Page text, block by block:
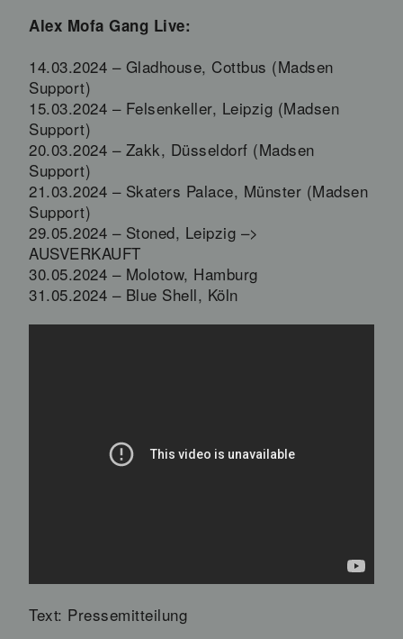
Alex Mofa Gang Live:
14.03.2024 – Gladhouse, Cottbus (Madsen
Support)
15.03.2024 – Felsenkeller, Leipzig (Madsen
Support)
20.03.2024 – Zakk, Düsseldorf (Madsen
Support)
21.03.2024 – Skaters Palace, Münster (Madsen
Support)
29.05.2024 – Stoned, Leipzig –>
AUSVERKAUFT
30.05.2024 – Molotow, Hamburg
31.05.2024 – Blue Shell, Köln
Text: Pressemitteilung